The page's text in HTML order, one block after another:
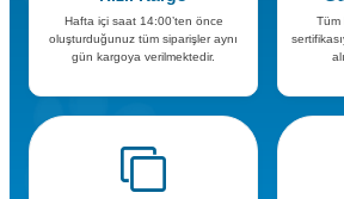
Hafta içi saat 14:00’ten önce
oluşturduğunuz tüm siparişler aynı
gün kargoya verilmektedir.
Tüm